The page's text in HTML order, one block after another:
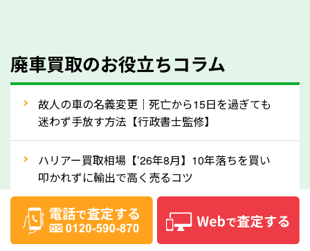
人気の車種は廃車の状態でも、高価買取が可能です。
産車は高く買取が可能です。「廃車＝買取できない」
なら廃車の車も適正価格で買取できます。他社で買取
拒否となった車も価格がつく可能性があるので、諦め
ずに宮城県の「ソコカラ」にご相談ください。古い車
でも高価買取が可能なケースは珍しくないため、まず
はWebで簡単にできる無料査定をお試しください。
廃車買取のお役立ちコラム
故人の車の名義変更｜死亡から15日を過ぎても
迷わず手放す方法【行政書士監修】
ハリアー買取相場【’26年8月】10年落ちを買い
叩かれずに輸出で高く売るコツ
ヴェルファイア買取相場【’26年8月】10年落ち
でも「輸出」で高く売るコツ